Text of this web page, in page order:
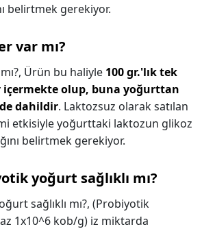
belirtmek gerekiyor.
var mı?
Ürün bu haliyle 100 gr.'lık tek
içermekte olup, buna yoğurttan
dahildir. Laktozsuz olarak satılan
etkisiyle yoğurttaki laktozun glikoz
belirtmek gerekiyor.
yoğurt sağlıklı mı?
sağlıklı mı?, (Probiyotik
1x10^6 kob/g) iz miktarda